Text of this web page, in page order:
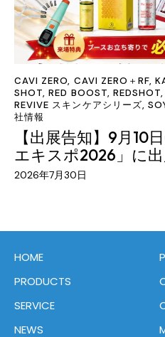
CAVI ZERO, CAVI ZERO＋RF,
SHOT,RED BOOST, REDSHOT
REVIVE スキンケアシリーズ,
社情報
【出展告知】9月10
エキスポ2026」に
2026年7月30日
HOME
PRODUCTS
SERVICE
NEWS